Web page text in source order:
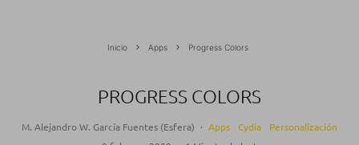
Inicio Apps Progress Colors
PROGRESS COLORS
M. Alejandro W. García Fuentes (Esfera) · Apps Cydia
Personalización